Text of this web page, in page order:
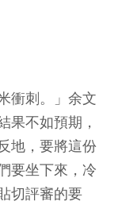
衝刺。」余文
果不如預期，
地，要將這份
要坐下來，冷
切評審的要